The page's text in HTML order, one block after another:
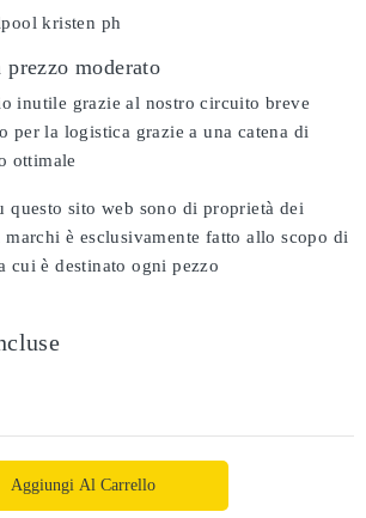
kristen ph
moderato
inutile grazie al nostro circuito breve
per la logistica grazie a una catena di
ottimale
questo sito web sono di proprietà dei
è esclusivamente fatto allo scopo di
cui è destinato ogni pezzo
Aggiungi Al Carrello